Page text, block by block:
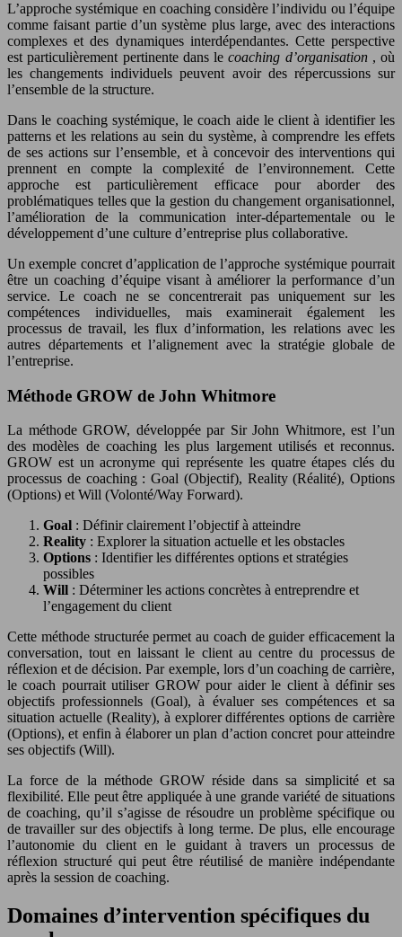
L’approche systémique en coaching considère l’individu ou l’équipe
comme faisant partie d’un système plus large, avec des interactions
complexes et des dynamiques interdépendantes. Cette perspective
est particulièrement pertinente dans lecoaching d’organisation , où
les changements individuels peuvent avoir des répercussions sur
l’ensemble de la structure.
Dans le coaching systémique, le coach aide le client à identifier les
patterns et les relations au sein du système, à comprendre les effets
de ses actions sur l’ensemble, et à concevoir des interventions qui
prennent en compte la complexité de l’environnement. Cette
approche est particulièrement efficace pour aborder des
problématiques telles que la gestion du changement organisationnel,
l’amélioration de la communication inter-départementale ou le
développement d’une culture d’entreprise plus collaborative.
Un exemple concret d’application de l’approche systémique pourrait
être un coaching d’équipe visant à améliorer la performance d’un
service. Le coach ne se concentrerait pas uniquement sur les
compétences individuelles, mais examinerait également les
processus de travail, les flux d’information, les relations avec les
autres départements et l’alignement avec la stratégie globale de
l’entreprise.
Méthode GROW de John Whitmore
La méthode GROW, développée par Sir John Whitmore, est l’un
des modèles de coaching les plus largement utilisés et reconnus.
GROW est un acronyme qui représente les quatre étapes clés du
processus de coaching : Goal (Objectif), Reality (Réalité), Options
(Options) et Will (Volonté/Way Forward).
Goal : Définir clairement l’objectif à atteindre
Reality : Explorer la situation actuelle et les obstacles
Options : Identifier les différentes options et stratégies
possibles
Will : Déterminer les actions concrètes à entreprendre et
l’engagement du client
Cette méthode structurée permet au coach de guider efficacement la
conversation, tout en laissant le client au centre du processus de
réflexion et de décision. Par exemple, lors d’un coaching de carrière,
le coach pourrait utiliser GROW pour aider le client à définir ses
objectifs professionnels (Goal), à évaluer ses compétences et sa
situation actuelle (Reality), à explorer différentes options de carrière
(Options), et enfin à élaborer un plan d’action concret pour atteindre
ses objectifs (Will).
La force de la méthode GROW réside dans sa simplicité et sa
flexibilité. Elle peut être appliquée à une grande variété de situations
de coaching, qu’il s’agisse de résoudre un problème spécifique ou
de travailler sur des objectifs à long terme. De plus, elle encourage
l’autonomie du client en le guidant à travers un processus de
réflexion structuré qui peut être réutilisé de manière indépendante
après la session de coaching.
Domaines d’intervention spécifiques du